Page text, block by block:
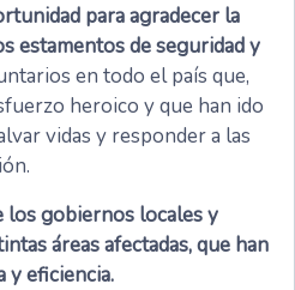
para agradecer la
estamentos de seguridad y
en todo el país que,
heroico y que han ido
vidas y responder a las
los gobiernos locales y
áreas afectadas, que han
y eficiencia.